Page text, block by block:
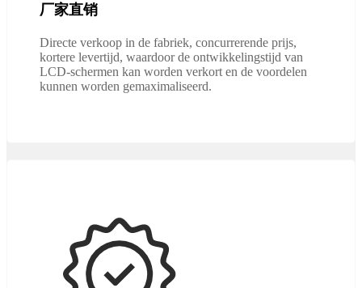
厂家直销
Directe verkoop in de fabriek, concurrerende prijs,
kortere levertijd, waardoor de ontwikkelingstijd van
LCD-schermen kan worden verkort en de voordelen
kunnen worden gemaximaliseerd.